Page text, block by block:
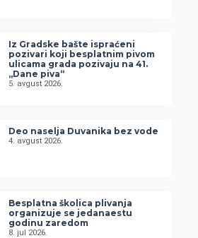
Iz Gradske bašte ispraćeni
pozivari koji besplatnim pivom
ulicama grada pozivaju na 41.
„Dane piva“
5. avgust 2026.
Deo naselja Duvanika bez vode
4. avgust 2026.
Besplatna školica plivanja
organizuje se jedanaestu
godinu zaredom
8. jul 2026.